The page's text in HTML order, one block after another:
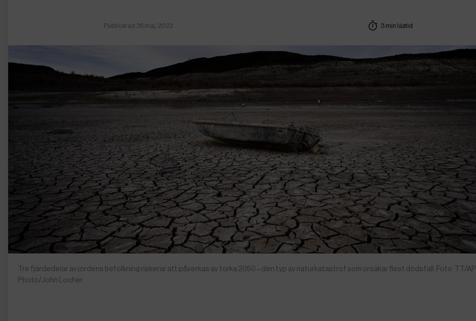
Publicerad 26 maj, 2022 3 min lästid
Tre fjärdedelar av jordens befolkning riskerar att påverkas av torka 2050 – den typ av naturkatastrof som orsakar flest dödsfall. Foto: TT/AP
Photo/John Locher